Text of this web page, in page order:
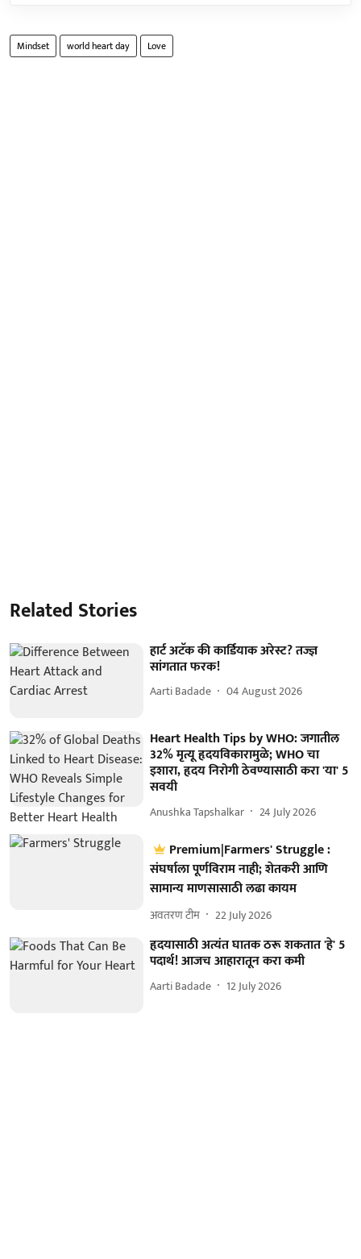
Mindset world heart day Love
Related Stories
हार्ट अटॅक की कार्डियाक अरेस्ट? तज्ज्ञ
सांगतात फरक!
Aarti Badade 04 August 2026
Heart Health Tips by WHO: जगातील
32% मृत्यू हृदयविकारामुळे; WHO चा
इशारा, हृदय निरोगी ठेवण्यासाठी करा 'या' 5
सवयी
Anushka Tapshalkar 24 July 2026
Premium|Farmers' Struggle :
संघर्षाला पूर्णविराम नाही; शेतकरी आणि
सामान्य माणसासाठी लढा कायम
अवतरण टीम 22 July 2026
हृदयासाठी अत्यंत घातक ठरू शकतात 'हे' 5
पदार्थ! आजच आहारातून करा कमी
Aarti Badade 12 July 2026